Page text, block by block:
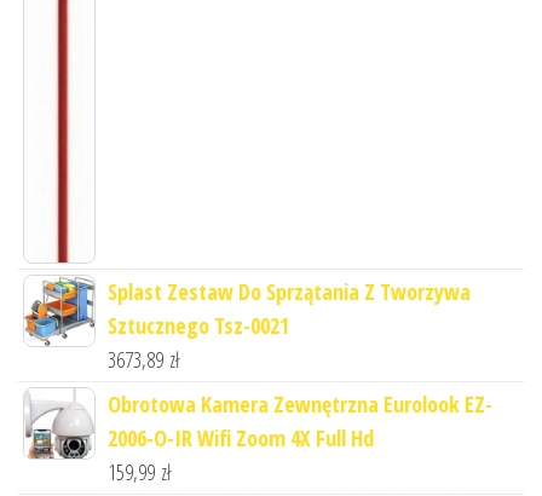
Splast Zestaw Do Sprzątania Z Tworzywa
Sztucznego Tsz-0021
3673,89 zł
Obrotowa Kamera Zewnętrzna Eurolook EZ-
2006-O-IR Wifi Zoom 4X Full Hd
159,99 zł